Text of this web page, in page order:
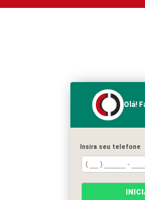
Olá!
Insira seu telefone